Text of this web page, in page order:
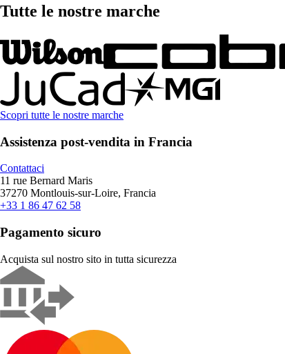
Tutte le nostre marche
Scopri tutte le nostre marche
Assistenza post-vendita in Francia
Contattaci
11 rue Bernard Maris
37270 Montlouis-sur-Loire, Francia
+33 1 86 47 62 58
Pagamento sicuro
Acquista sul nostro sito in tutta sicurezza